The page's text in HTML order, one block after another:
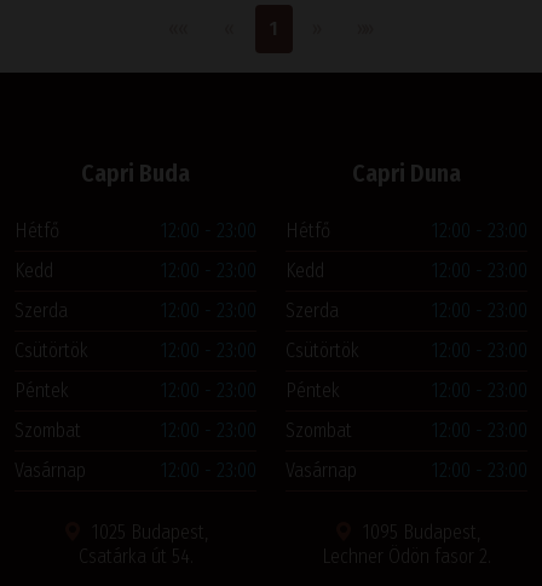
Capri Buda
Hétfő
12:00 - 23:00
Kedd
12:00 - 23:00
Szerda
12:00 - 23:00
Csütörtök
12:00 - 23:00
Péntek
12:00 - 23:00
Szombat
12:00 - 23:00
Vasárnap
12:00 - 23:00
1025 Budapest,
Csatárka út 54.
Capri Duna
Hétfő
12:00 - 23:00
Kedd
12:00 - 23:00
Szerda
12:00 - 23:00
Csütörtök
12:00 - 23:00
Péntek
12:00 - 23:00
Szombat
12:00 - 23:00
Vasárnap
12:00 - 23:00
1095 Budapest,
Lechner Ödön fasor 2.